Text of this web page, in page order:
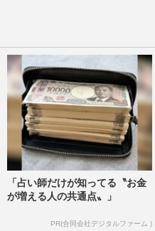
「占い師だけが知ってる〝お金
が増える人の共通点〟」
PR(合同会社デジタルファーム )